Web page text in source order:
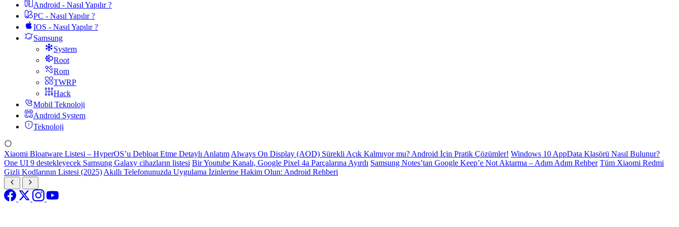
Android - Nasıl Yapılır ?
PC - Nasıl Yapılır ?
IOS - Nasıl Yapılır ?
Samsung
System
Root
Rom
TWRP
Hack
Mobil Teknoloji
Android System
Teknoloji
Xiaomi Bloatware Listesi – HyperOS’u Debloat Etme Detaylı Anlatım Always On Display (AOD) Sürekli Açık Kalmıyor mu? Android İçin Pratik Çözümler! Windows 10 AppData Klasörü Nasıl Bulunur?
One UI 9 destekleyecek Samsung Galaxy cihazların listesi Bir Youtube Kanalı, Google Pixel 4a Parçalarına Ayırdı Samsung Notes’tan Google Keep’e Not Aktarma – Adım Adım Rehber Tüm Xiaomi Redmi
Gizli Kodlarının Listesi (2025) Akıllı Telefonunuzda Uygulama İzinlerine Hakim Olun: Android Rehberi